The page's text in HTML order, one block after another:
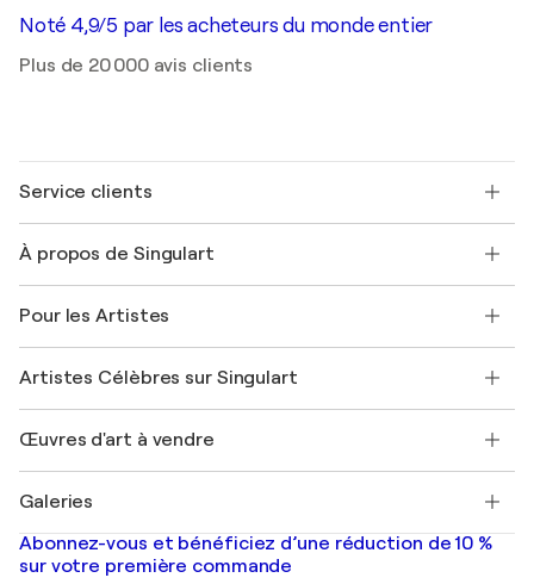
Noté 4,9/5 par les acheteurs du monde entier
Plus de 20 000 avis clients
Service clients
Expédition
Offrir une carte cadeau
Rejoignez notre programme commercial
Mon compte
+33 1 76 44 06 42
À propos de Singulart
FAQ
Magazine Singulart
Emplois
Découvrez une sélection d'art original
Pour les Artistes
Se connecter en tant qu'Artiste
Artistes Célèbres sur Singulart
Marc Chagall
Banksy
Mr. Brainwash
Shepard Fairey
Œuvres d'art à vendre
Tableaux abstraits à vendre
Peintures de paysage
Estampes
Galeries
Galeries d'art en France
Galeries d'art en Belgique
Abonnez-vous et bénéficiez d’une réduction de 10 %
sur votre première commande